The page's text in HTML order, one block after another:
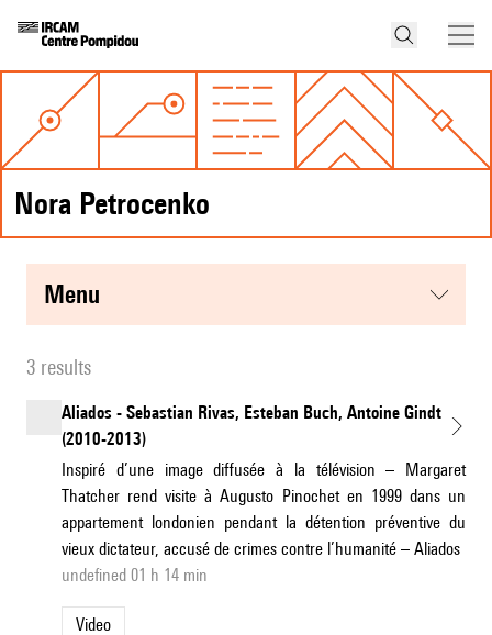
Nora Petrocenko
menu
3 results
Aliados - Sebastian Rivas, Esteban Buch, Antoine Gindt
(2010-2013)
Inspiré d’une image diffusée à la télévision – Margaret
Thatcher rend visite à Augusto Pinochet en 1999 dans un
appartement londonien pendant la détention préventive du
vieux dictateur, accusé de crimes contre l’humanité – Aliados
undefined 01 h 14 min
Video